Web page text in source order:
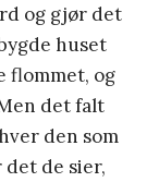
og gjør det
huset
flommet, og
det falt
den som
de sier,